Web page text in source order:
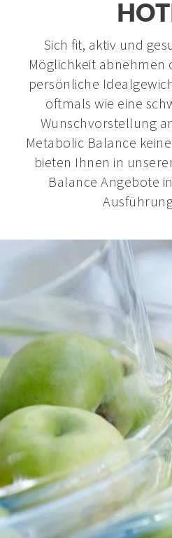
Sich fit, aktiv und
Möglichkeit
persönliche
oftmals wie eine
Wunschvorstellung
Metabolic Balance
bieten Ihnen in
Balance Angebote